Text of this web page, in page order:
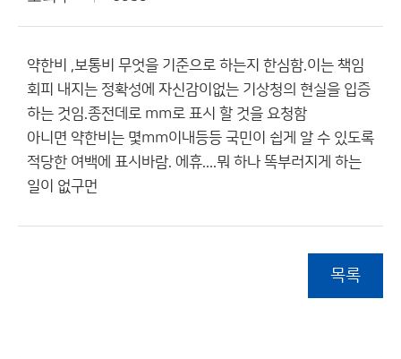
약한비 ,보통비 무엇을 기준으로 하는지 한심함.이는 책임
회피 내지는 정확성에 자신감이없는 기상청의 현실을 입증
하는 것임.종전데로 mm로 표시 할 것을 요청함
아니면 약한비는 몇mm이내등등 국민이 쉽게 알 수 있도록
적당한 여백에 표시바람. 에휴....뭐 하나 똑부러지게 하는
일이 없구먼
목록